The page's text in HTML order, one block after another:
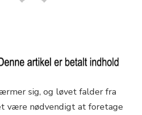
sig, og løvet falder fra
være nødvendigt at foretage